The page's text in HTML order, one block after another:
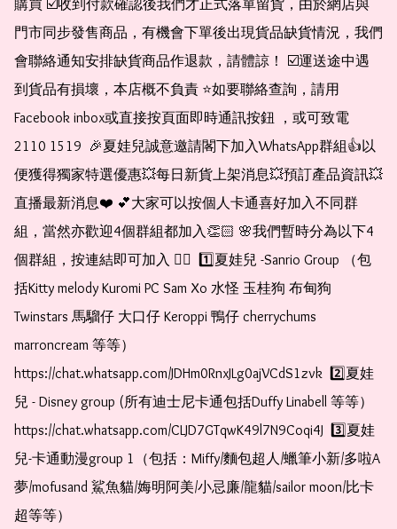
購買 ☑️收到付款確認後我們才正式落單留貨，由於網店與
門市同步發售商品，有機會下單後出現貨品缺貨情況，我們
會聯絡通知安排缺貨商品作退款，請體諒！ ☑️運送途中遇
到貨品有損壞，本店概不負責 ⭐️如要聯絡查詢，請用
Facebook inbox或直接按頁面即時通訊按鈕 ，或可致電
2110 1519  🎉夏娃兒誠意邀請閣下加入WhatsApp群組👍以
便獲得獨家特選優惠💥每日新貨上架消息💥預訂產品資訊💥
直播最新消息❤️ 💕大家可以按個人卡通喜好加入不同群
組，當然亦歡迎4個群組都加入👏🏻 🌸我們暫時分為以下4
個群組，按連結即可加入 👇🏻  1️⃣夏娃兒 -Sanrio Group （包
括Kitty melody Kuromi PC Sam Xo 水怪 玉桂狗 布甸狗
Twinstars 馬騮仔 大口仔 Keroppi 鴨仔 cherrychums
marroncream 等等）
https://chat.whatsapp.com/JDHm0RnxJLg0ajVCdS1zvk  2️⃣夏娃
兒 - Disney group (所有迪士尼卡通包括Duffy Linabell 等等）
https://chat.whatsapp.com/CLJD7GTqwK49l7N9Coqi4J  3️⃣夏娃
兒-卡通動漫group 1（包括：Miffy/麵包超人/蠟筆小新/多啦A
夢/mofusand 鯊魚貓/娒明阿美/小忌廉/龍貓/sailor moon/比卡
超等等）